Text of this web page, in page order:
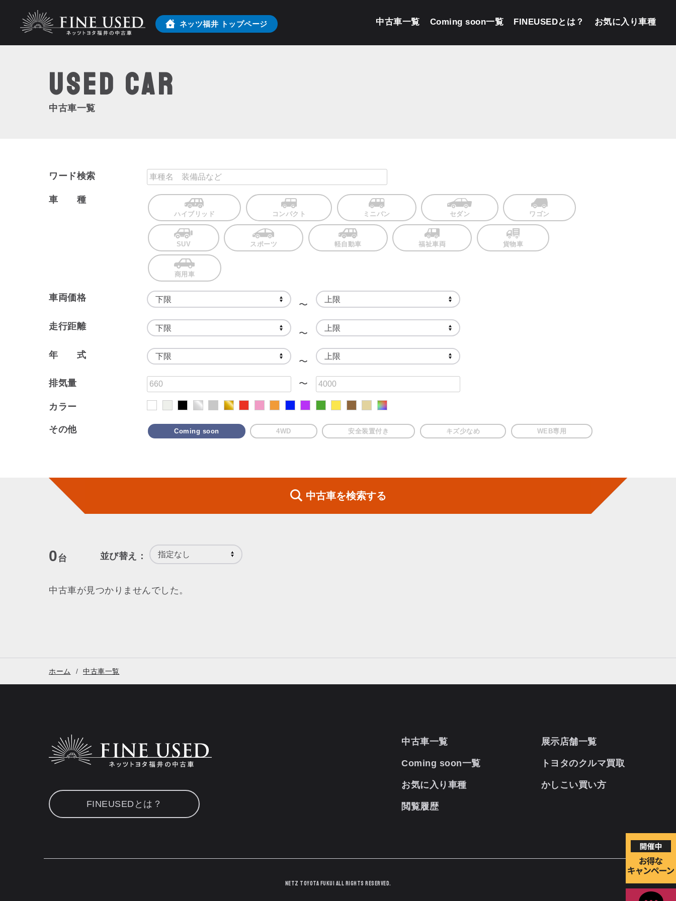
ネッツ福井 トップページ 中古車一覧 Coming soon一覧 FINEUSEDとは？ お気に入り車種
USED Car
中古車一覧
ワード検索
車 種
ハイブリッド コンパクト ミニバン セダン ワゴン
SUV スポーツ 軽自動車 福祉車両 貨物車
商用車
車両価格
〜
走行距離
〜
年 式
〜
排気量 〜
カラー
その他 Coming soon 4WD 安全装置付き キズ少なめ WEB専用
中古車を検索する
0台 並び替え：
中古車が見つかりませんでした。
ホーム 中古車一覧
FINEUSEDとは？
展示店舗一覧
トヨタのクルマ買取
かしこい買い方
中古車一覧
Coming soon一覧
お気に入り車種
閲覧履歴
Netz TOYOTA Fukui All Rights Reserved.